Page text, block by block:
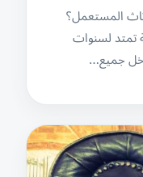
المستعمل؟
تمتد لسنوات
جميع…